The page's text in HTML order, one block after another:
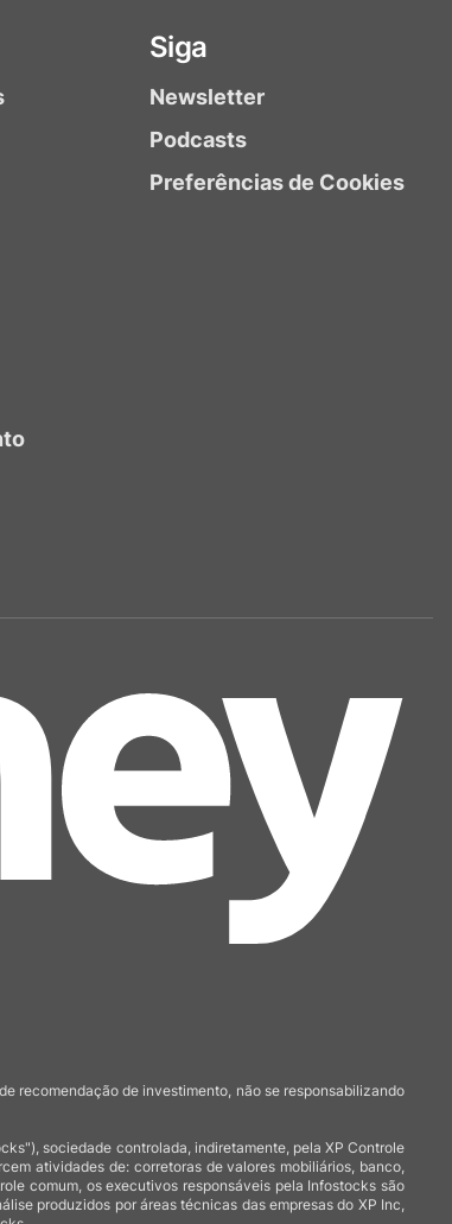
Siga
Newsletter
Podcasts
Preferências de Cookies
recomendação de investimento, não se responsabilizando
sociedade controlada, indiretamente, pela XP Controle
atividades de: corretoras de valores mobiliários, banco,
comum, os executivos responsáveis pela Infostocks são
produzidos por áreas técnicas das empresas do XP Inc,